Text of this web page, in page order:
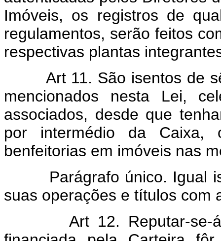
Imóveis, os registros de
regulamentos, serão feitos
respectivas plantas
Art 11. São isentos de
mencionados nesta Lei,
associados, desde que
por intermédio da
benfeitorias em imóveis nas
Parágrafo único. Igual
suas operações e títulos com
Art 12. Reputar-